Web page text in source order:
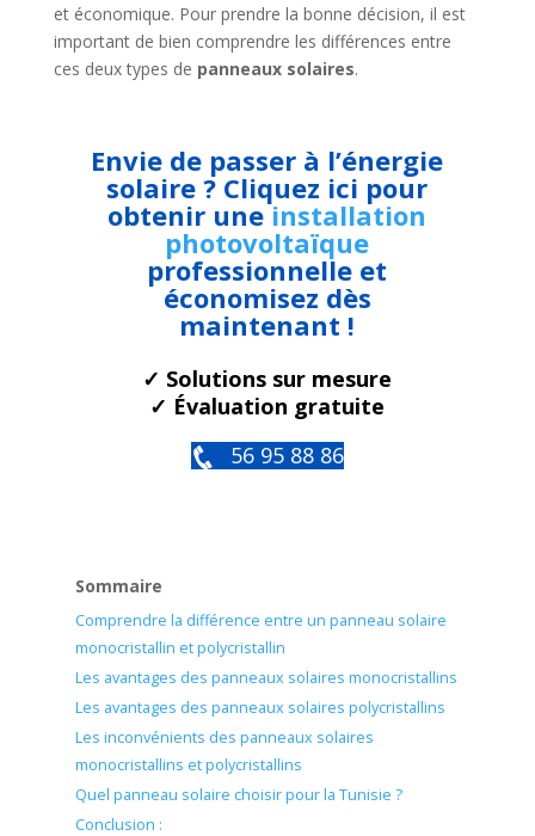
et économique. Pour prendre la bonne décision, il est
important de bien comprendre les différences entre
ces deux types de panneaux solaires.
Envie de passer à l’énergie
solaire ? Cliquez ici pour
obtenir uneinstallation
photovoltaïque
professionnelle et
économisez dès
maintenant !
✓ Solutions sur mesure
✓ Évaluation gratuite
56 95 88 86
Sommaire
Comprendre la différence entre un panneau solaire
monocristallin et polycristallin
Les avantages des panneaux solaires monocristallins
Les avantages des panneaux solaires polycristallins
Les inconvénients des panneaux solaires
monocristallins et polycristallins
Quel panneau solaire choisir pour la Tunisie ?
Conclusion :